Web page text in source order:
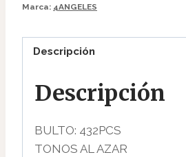
Marca: 4ANGELES
Descripción
Descripción
BULTO: 432PCS
TONOS AL AZAR